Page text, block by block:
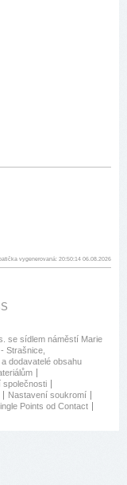
vygenerovaná: 20:50:14 06.08.2026
se sídlem náměstí Marie
Strašnice,
dodavatelé obsahu
společnosti
Nastavení soukromí
Points od Contact